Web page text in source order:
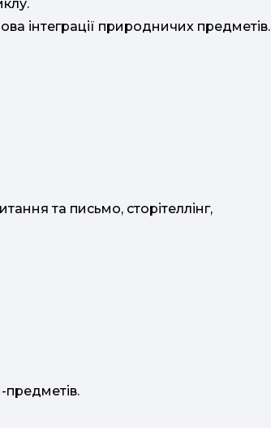
інтеграції природничих предметів.
та письмо, сторітеллінг,
предметів.